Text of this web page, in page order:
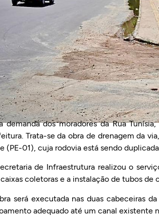
demanda dos moradores da Rua
Trata-se da obra de drenagem da
(PE-01), cuja rodovia está sendo
de Infraestrutura realizou o
coletoras e a instalação de tubos de
será executada nas duas cabeceiras
adequado até um canal existente